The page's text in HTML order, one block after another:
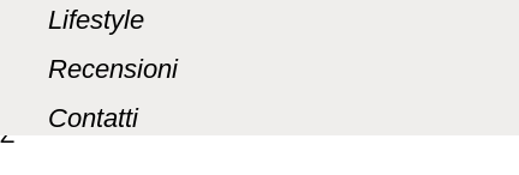
Lifestyle
Recensioni
Contatti